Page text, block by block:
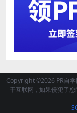
Copyright ©2026 PR自学
于互联网，如果侵犯了您